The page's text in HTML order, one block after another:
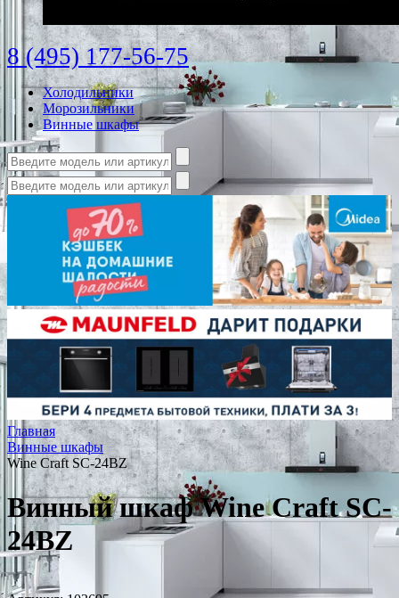
8 (495) 177-56-75
Холодильники
Морозильники
Винные шкафы
Главная
Винные шкафы
Wine Craft SC-24BZ
Винный шкаф Wine Craft SC-
24BZ